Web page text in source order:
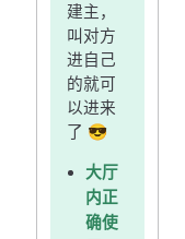
建主，
叫对方
进自己
的就可
以进来
了 😎
大厅
内正
确使